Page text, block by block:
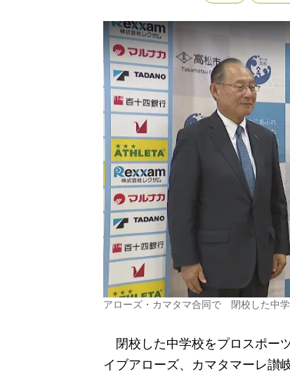
アローズ・カマタマ合同で 閉校した中
閉校した中学校をプロスポー
イブアローズ、カマタマーレ讃